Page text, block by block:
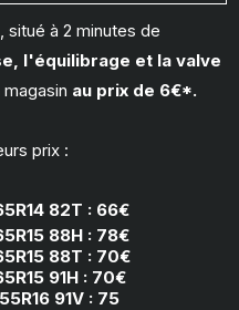
, situé à 2 minutes de
l'équilibrage et la valve
au prix de 6€*.
prix :
82T : 66€
: 78€
: 70€
: 70€
: 75